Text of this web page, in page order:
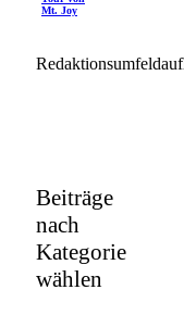
Mt. Joy
Beiträge
nach
Kategorie
wählen